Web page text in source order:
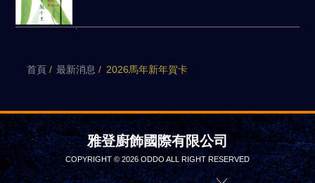
首頁 最新消息 2026馬年新年賀卡
雅登廚飾國際有限公司
COPYRIGHT © 2026 ODDO ALL RIGHT RESERVED